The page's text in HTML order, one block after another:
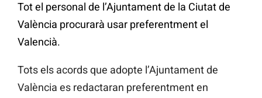
Tot el personal de l’Ajuntament de la Ciutat de
València procurarà usar preferentment el
Valencià.
Tots els acords que adopte l’Ajuntament de
València es redactaran preferentment en